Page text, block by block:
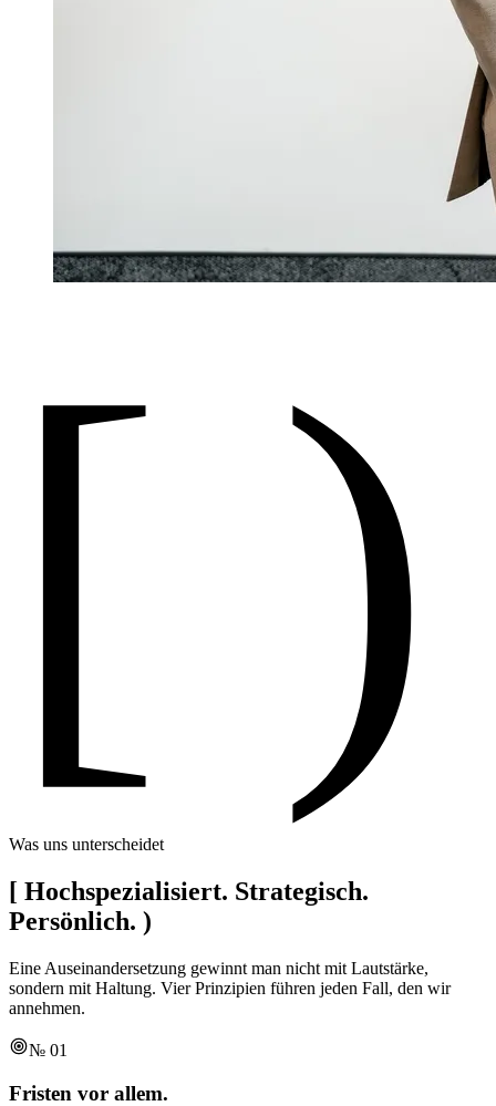
[ )
Was uns unterscheidet
[ Hochspezialisiert. Strategisch.
Persönlich. )
Eine Auseinandersetzung gewinnt man nicht mit Lautstärke,
sondern mit Haltung. Vier Prinzipien führen jeden Fall, den wir
annehmen.
№ 01
Fristen vor allem.